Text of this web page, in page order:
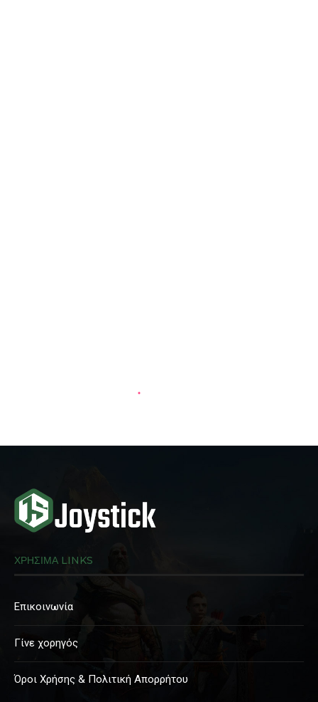
ΧΡΗΣΙΜΑ LINKS
Επικοινωνία
Γίνε χορηγός
Όροι Χρήσης & Πολιτική Απορρήτου